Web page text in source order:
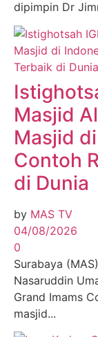
dipimpin Dr
Masjid
Masjid
Contoh
di Dunia
by MAS TV
04/08/2026
0
Surabaya
Nasaruddin
Grand Imams
masjid...